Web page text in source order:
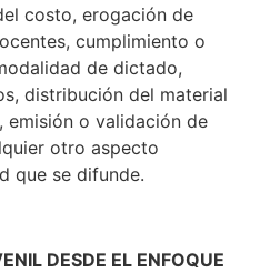
costo, erogación de
cumplimiento o
de dictado,
distribución del material
emisión o validación de
otro aspecto
que se difunde.
DESDE EL ENFOQUE